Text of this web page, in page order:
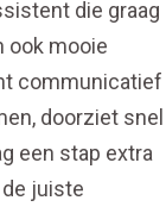
die graag
ook mooie
communicatief
doorziet snel
een stap extra
juiste